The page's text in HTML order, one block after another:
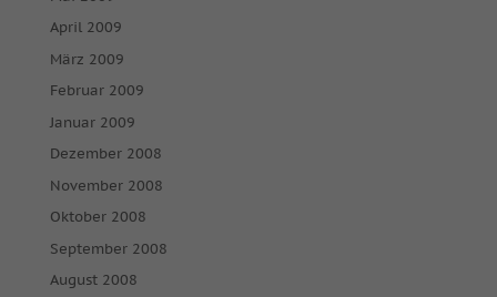
April 2009
März 2009
Februar 2009
Januar 2009
Dezember 2008
November 2008
Oktober 2008
September 2008
August 2008